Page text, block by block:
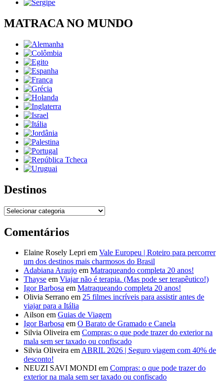
MATRACA NO MUNDO
Destinos
Destinos
Comentários
Elaine Rosely Lepri em Vale Europeu | Roteiro para percorrer
um dos destinos mais charmosos do Brasil
Adabiana Araujo em Matraqueando completa 20 anos!
Thayse em Viajar não é terapia. (Mas pode ser terapêutico!)
Igor Barbosa em Matraqueando completa 20 anos!
Olivia Serrano em 25 filmes incríveis para assistir antes de
viajar para a Itália
Ailson em Guias de Viagem
Igor Barbosa em O Barato de Gramado e Canela
Silvia Oliveira em Compras: o que pode trazer do exterior na
mala sem ser taxado ou confiscado
Silvia Oliveira emABRIL 2026 | Seguro viagem com 40% de
desconto!
NEUZI SAVI MONDI em Compras: o que pode trazer do
exterior na mala sem ser taxado ou confiscado